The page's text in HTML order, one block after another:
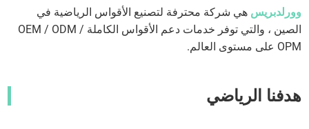
وورلدبريس هي شركة محترفة لتصنيع الأقواس الرياضية في
الصين ، والتي توفر خدمات دعم الأقواس الكاملة OEM / ODM /
OPM على مستوى العالم.
هدفنا الرياضي